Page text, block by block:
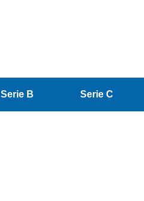
Serie B Serie C